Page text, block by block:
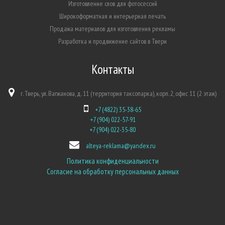
Изготовление слов для фотосессий
Широкоформатная и интерьерная печать
Продажа материалов для изготовления рекламы
Разработка и продвижение сайтов в Твери
Контакты
г. Тверь, ул. Вагжанова, д. 11 (территория таксопарка), корп. 2, офис 11 (2 этаж)
+7 (4822) 35-38-65
+7 (904) 022-57-91
+7 (904) 022-35-80
alteya-reklama@yandex.ru
Политика конфиденциальности
Согласие на обработку персональных данных